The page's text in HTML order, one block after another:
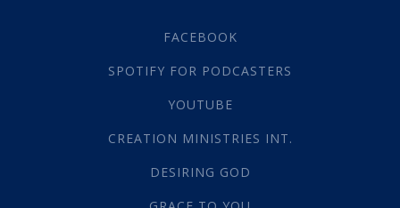
Die Onse Vader(12)
God(392)
Afgode(23)
Almag(1)
Alomteenwoordig
FACEBOOK
SPOTIFY FOR PODCASTERS
YOUTUBE
CREATION MINISTRIES INT.
DESIRING GOD